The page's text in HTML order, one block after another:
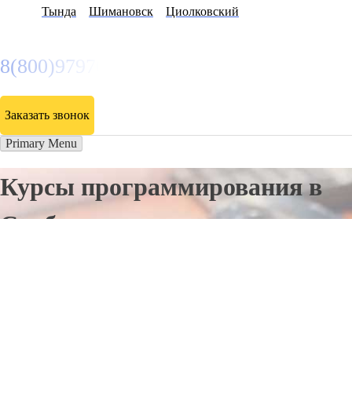
Тында
Шимановск Циолковский
8(800)9797043
Заказать звонок
Primary Menu
Курсы программирования в
Свободном